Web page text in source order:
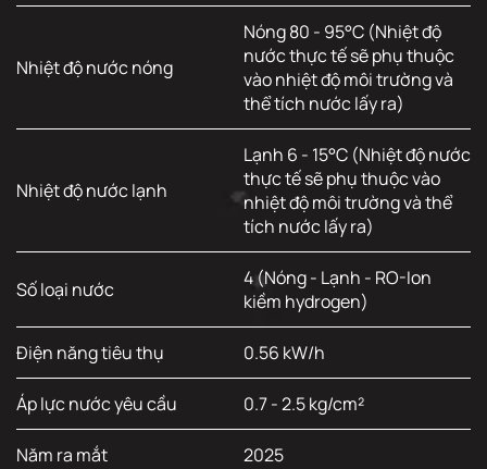
Nhiệt độ nước nóng
Nóng 80 - 95°C (Nhiệt độ
nước thực tế sẽ phụ thuộc
vào nhiệt độ môi trường và
thể tích nước lấy ra)
Nhiệt độ nước lạnh
Lạnh 6 - 15°C (Nhiệt độ nước
thực tế sẽ phụ thuộc vào
nhiệt độ môi trường và thể
tích nước lấy ra)
Số loại nước
4 (Nóng - Lạnh - RO-Ion
kiềm hydrogen)
Điện năng tiêu thụ 0.56 kW/h
Áp lực nước yêu cầu 0.7 - 2.5 kg/cm²
Năm ra mắt 2025